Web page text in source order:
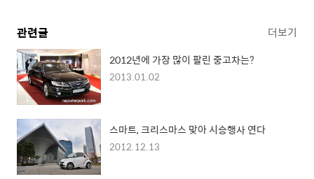
관련글 더보기
2012년에 가장 많이 팔린 중고차는?
2013.01.02
스마트, 크리스마스 맞아 시승행사 연다
2012.12.13